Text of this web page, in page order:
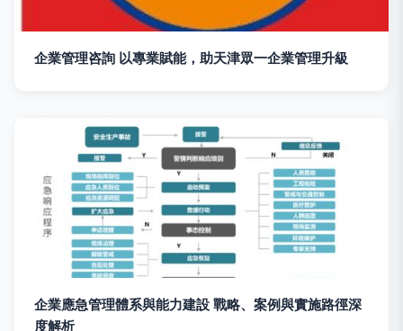
企業管理咨詢 以專業賦能，助天津眾一企業管理升級
企業應急管理體系與能力建設 戰略、案例與實施路徑深
度解析